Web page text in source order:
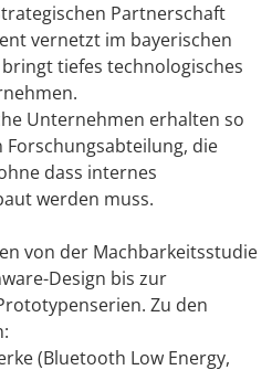
Partnerschaft
vernetzt im bayerischen
tiefes technologisches
Unternehmen erhalten so
die
dass internes
werden muss.
von der Machbarkeitsstudie
Design bis zur
Zu den
(Bluetooth Low Energy,